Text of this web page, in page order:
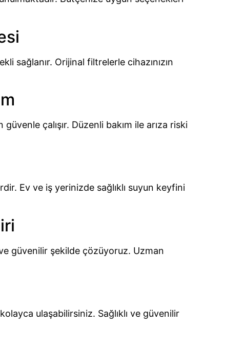
sağlanır. Orijinal filtrelerle cihazınızın
çalışır. Düzenli bakım ile arıza riski
Ev ve iş yerinizde sağlıklı suyun keyfini
ve güvenilir şekilde çözüyoruz. Uzman
ulaşabilirsiniz. Sağlıklı ve güvenilir